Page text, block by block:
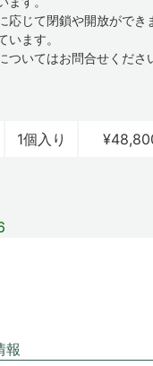
じて閉鎖や開放ができ
ます。
いてはお問合せくださ
1個入り
報